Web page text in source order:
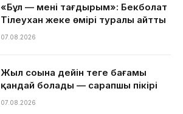
«Бұл — менің тағдырым»: Бекболат
Тілеухан жеке өмірі туралы айтты
07.08.2026
Жыл соңына дейін теңге бағамы
қандай болады — сарапшы пікірі
07.08.2026